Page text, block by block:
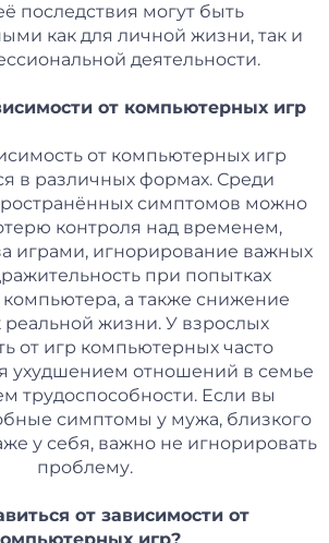
последствия могут быть
как для личной жизни, так и
деятельности.
от компьютерных игр
от компьютерных игр
в различных формах. Среди
симптомов можно
контроля над временем,
играми, игнорирование важных
при попытках
компьютера, а также снижение
реальной жизни. У взрослых
от игр компьютерных часто
ухудшением отношений в семье
трудоспособности. Если вы
симптомы у мужа, близкого
у себя, важно не игнорировать
проблему.
от зависимости от